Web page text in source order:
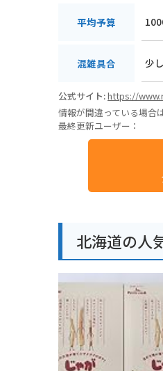
平均予算
混雑具合 少
公式サイト:https://
情報が間違っている場合は
最終更新ユーザー：
北海道の人